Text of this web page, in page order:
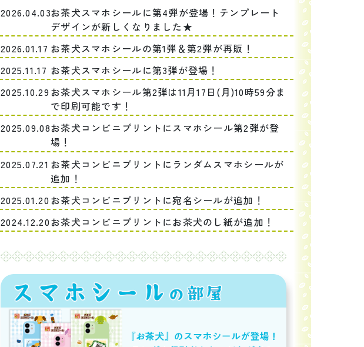
2026.04.03お茶犬スマホシールに第4弾が登場！テンプレート
デザインが新しくなりました★
2026.01.17 お茶犬スマホシールの第1弾＆第2弾が再販！
2025.11.17 お茶犬スマホシールに第3弾が登場！
2025.10.29お茶犬スマホシール第2弾は11月17日(月)10時59分ま
で印刷可能です！
2025.09.08お茶犬コンビニプリントにスマホシール第2弾が登
場！
2025.07.21 お茶犬コンビニプリントにランダムスマホシールが
追加！
2025.01.20お茶犬コンビニプリントに宛名シールが追加！
2024.12.20お茶犬コンビニプリントにお茶犬のし紙が追加！